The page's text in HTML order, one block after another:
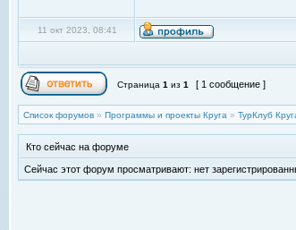
11 окт 2023, 08:41
Страница 1 из 1 [ 1 сообщение ]
Список форумов » Программы и проекты Круга » ТурКлуб
Кто сейчас на форуме
Сейчас этот форум просматривают: нет